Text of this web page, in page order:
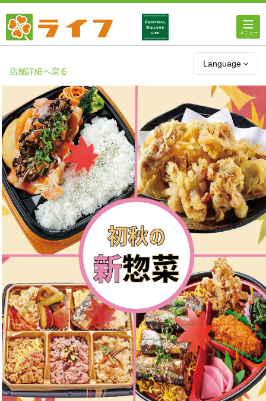
Language
店舗・チラシ情報
ライフのオンラインストア
ライフネットスーパー
企業情報
IR情報
採用情報
お問い合わせ
Contact us in English
店舗詳細へ戻る